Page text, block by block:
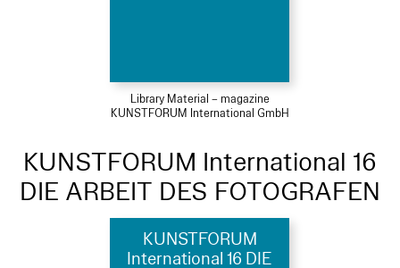
Library Material – magazine
KUNSTFORUM International GmbH
KUNSTFORUM International 16
DIE ARBEIT DES FOTOGRAFEN
KUNSTFORUM
International 16 DIE